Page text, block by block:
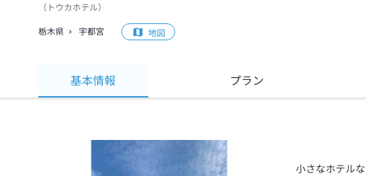
（ トウカホテル）
栃木県 宇都宮 地図
基本情報 プラン
小さなホテル